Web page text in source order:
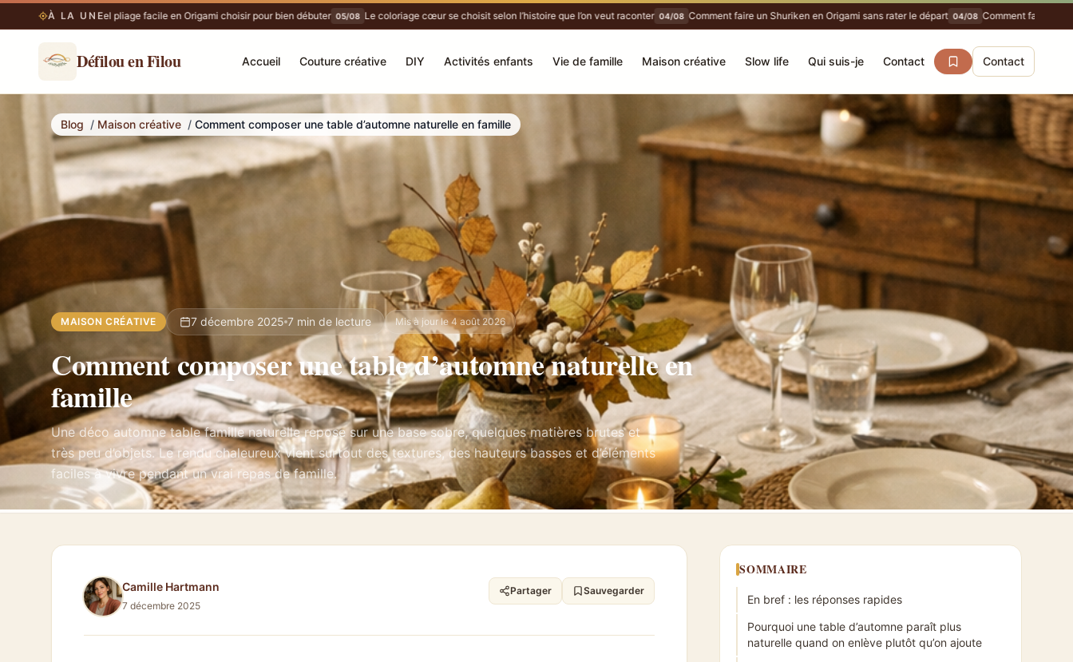
À LA UNE
05/08 Quel pliage facile en Origami choisir pour bien débuter 05/08 Le coloriage cœur se choisit selon l’histoire que l’on veut raconter 04/08 Comment faire un Shuriken en Origami sans rater le départ 04/08 Comment faire une
Défilou en Filou Accueil Couture créative DIY Activités enfants Vie de famille Maison créative Slow life Qui suis-je Contact Contact
Comment composer une table d’automne naturelle en famille
Blog / Maison créative / Comment composer une table d’automne naturelle en famille
MAISON CRÉATIVE 7 décembre 2025 7 min de lecture Mis à jour le 4 août 2026
Comment composer une table d’automne naturelle en
famille
Une déco automne table famille naturelle repose sur une base sobre, quelques matières brutes et
très peu d’objets. Le rendu chaleureux vient surtout des textures, des hauteurs basses et d’éléments
faciles à vivre pendant un vrai repas de famille.
Camille Hartmann
7 décembre 2025
Partager Sauvegarder
SOMMAIRE
En bref : les réponses rapides
Pourquoi une table d’automne paraît plus
naturelle quand on enlève plutôt qu’on ajoute